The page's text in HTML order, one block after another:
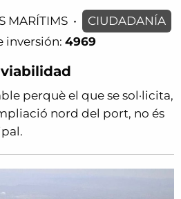
MARÍTIMS •
CIUDADANÍA
inversión: 4969
perquè el que se sol·licita,
nord del port, no és